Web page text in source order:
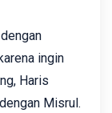
ingin
Haris
Misrul.